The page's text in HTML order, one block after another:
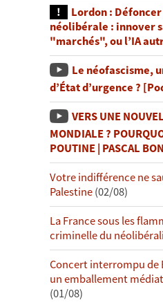
Lordon :
néolibérale : innover
"marchés", ou l’IA
Le néofascisme,
d’État d’urgence ?
VERS UNE
MONDIALE ?
POUTINE | PASCAL
Votre indifférence ne
Palestine(02/08)
La France sous les
criminelle du
Concert interrompu de
un emballement
(01/08)